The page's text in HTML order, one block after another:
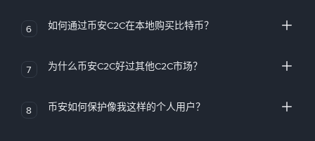
6 如何通过币安C2C在本地购买比特币？
7 为什么币安C2C好过其他C2C市场？
8 币安如何保护像我这样的个人用户？